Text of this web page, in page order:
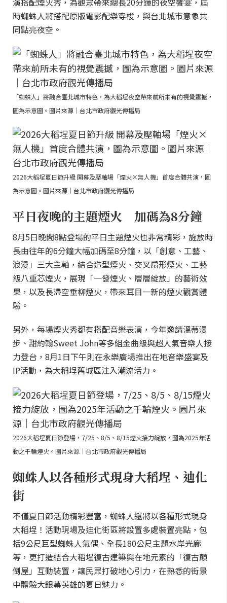
時蜘蛛人將搭配原版電影配樂穿梭，與台北城市意象共
同點亮夜空。
「蜘蛛人」將融合臺北城市特色，為大稻埕夜空帶來前所未有的視覺震撼，
圖為示意圖。圖片來源｜台北市政府觀光傳播局
2026大稻埕夏日節升級 開幕及壓軸場「煙火×無人機」首度合體共演，圖
為示意圖。圖片來源｜台北市政府觀光傳播局
平日夜晚的主題煙火 加碼為8分鐘
8月5日晚間8點登場的平日主題煙火也非常精彩，施放時
長由往年的6分鐘大幅加碼至8分鐘，以「創意、工藝、
浪漫」三大主軸，結合造型煙火、交叉扇形煙火、工藝
級八重芯煙火，展現「一發煙火、層層綻放」的藝術效
果，以及長滯空垂柳煙火，帶來耳目一新的煙火觀賞體
驗。
另外，每場煙火秀都有搭配音樂表演，今年邀請溫蒂漫
步、甜約翰Sweet John等多組金曲級與超人氣音樂人接
力登台，8月1日下午則在永樂廣場推出在地音樂盛宴及
IP活動，為大稻埕舊城區注入潮流活力。
2026大稻埕夏日節登場，7/25、8/5、8/15煙火接力綻放，圖為2025年活
動之千輪煙火。圖片來源｜台北市政府觀光傳播局
蜘蛛人以各種形式現身大稻埕、迪化
街
不僅夏日節活動精彩豐富，蜘蛛人還將以各種形式現身
大稻埕！活動現場及迪化街區將設置多處裝置亮點，包
括9公尺巨型蜘蛛人氣偶、全長180公尺主題水岸光廊
等，更打造結合大稻埕復古建築與在地元素的「復古顛
倒屋」互動裝置，讓民眾打破地心引力，在熟悉的街景
中體驗大銀幕英雄的夏日魅力。